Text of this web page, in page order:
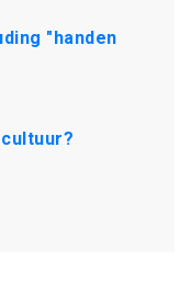
"handen